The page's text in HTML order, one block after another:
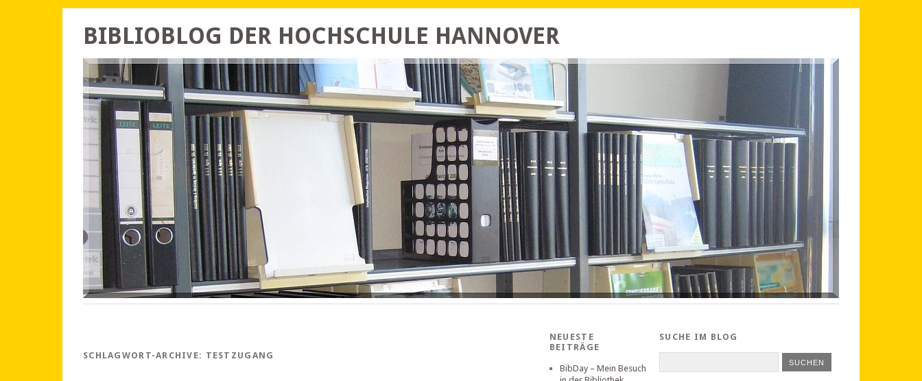
BIBLIOBLOG DER HOCHSCHULE HANNOVER
SCHLAGWORT-ARCHIVE: TESTZUGANG
NEUESTE
BEITRÄGE
BibDay – Mein Besuch
SUCHE IM BLOG